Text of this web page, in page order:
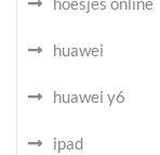
huawei
huawei y6
ipad